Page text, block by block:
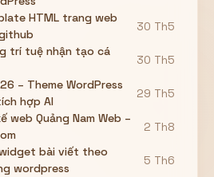
HTML trang web
30 Th5
trí tuệ nhận tạo cá
30 Th5
– Theme WordPress
hợp AI
29 Th5
web Quảng Nam Web –
2 Th8
bài viết theo
wordpress
5 Th6